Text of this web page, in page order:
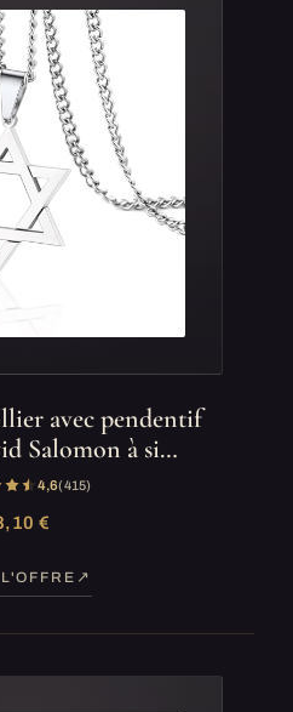
avec pendentif
Salomon à si…
4,6(415)
€